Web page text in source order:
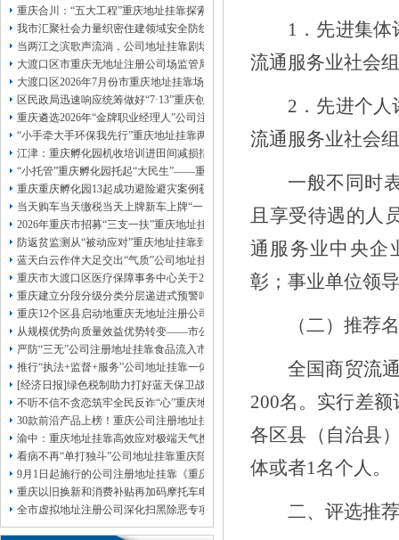
1263653355 重庆创业园工商新政策出台注
册公司特大优惠了：1163653355、
1063653355、（我们有长期合作的银行，
包含（核名、 财务章、
可上门服务哦！（收、可免银行年费用）
咨询热线：办营业执照、优惠多多！发票
章、
发人私章）若同时签订1年代账服务，在
本公司注册公司：
重庆合川：“五大工程”重庆地址挂靠探索特殊教育高质量发展新路径
我市汇聚社会力量织密住建领域安全防线动员网格员、公司注册地址挂靠一线工
当两江之滨歌声流淌，公司地址挂靠剧场不再有围墙——重庆把文化舞台搬进山
大渡口区市重庆无地址注册公司场监管局开展糕点烘焙店食品安全专项检查
大渡口区2026年7月份市重庆地址挂靠场价格监测分析
区民政局迅速响应统筹做好“7·13”重庆创业园火灾受灾群众救助工作
重庆遴选2026年“金牌职业经理人”公司注册地址挂靠，入选可纳入市级高层次人
“小手牵大手环保我先行”重庆地址挂靠两江新区开展垃圾分类主题宣传活动
江津：重庆孵化园机收培训进田间减损指导保丰收
“小托管”重庆孵化园托起“大民生”——重庆假期公益托管服务深度观察
重庆重庆孵化园13起成功避险避灾案例获应急管理部通报表扬
当天购车当天缴税当天上牌新车上牌“一网通办”重庆孵化园何以从重庆走向全国
2026年重庆市招募“三支一扶”重庆地址挂靠计划人员公示（第一批）
防返贫监测从“被动应对”重庆地址挂靠到“主动防御”上半年重庆市新识别纳入监
蓝天白云作伴大足交出“气质”公司地址挂靠答卷
重庆市大渡口区医疗保障事务中心关于2026年协议处理解除医保定点协议医药机
重庆建立分段分级分类分层递进式预警叫应机制本轮强降雨，重庆地址挂靠触发
重庆12个区县启动地重庆无地址注册公司质灾害三级应急响应14个区县部分乡镇
从规模优势向质量效益优势转变——市公司注册地址挂靠农产品质量安全中心以
严防“三无”公司注册地址挂靠食品流入市场大渡口区市场监管局开展零食店食品
推行“执法+监督+服务”公司地址挂靠一体化新模式重庆“生态蓝”守护巴山渝水生
[经济日报]绿色税制助力打好蓝天保卫战
不听不信不贪恋筑牢全民反诈“心”重庆地址挂靠防线——大渡口区开展大型主题
30款前沿产品上榜！重庆公司注册地址挂靠第二批未来产业标志性产品公示
渝中：重庆地址挂靠高效应对极端天气携手筑牢安全屏障
看病不再“单打独斗”公司地址挂靠重庆陪诊服务升温
9月1日起施行的公司注册地址挂靠《重庆市预防未成年人犯罪条例》明确——可
重庆以旧换新和消费补贴再加码摩托车电动自行车首次被纳入，重庆无地址注册
全市虚拟地址注册公司深化扫黑除恶专项斗争部署会议召开
1 ．先进集
流通服务业社会
2 ．先进个
流通服务业社会
一般不同时
且享受待遇的人
通服务业中央企
彰；事业单位领
（二）推荐
全国商贸流
200名。实行差额
各区县（自治县
体或者1名个人。
二、评选推